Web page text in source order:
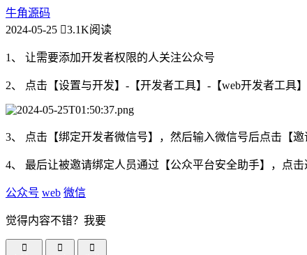
牛角源码
2024-05-25
3.1K阅读
1、 让需要添加开发者权限的人关注公众号
2、 点击【设置与开发】-【开发者工具】-【web开发者工具】
3、 点击【绑定开发者微信号】，然后输入微信号后点击【邀
4、 最后让被邀请绑定人员通过【公众平台安全助手】，点
公众号 web 微信
觉得内容不错？我要